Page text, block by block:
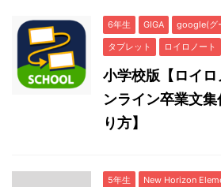
6年生 GIGA google(グ
タブレット
ロイロノート
小学校版【ロイ
ンライン卒業文
り方】
5年生 New Horizon